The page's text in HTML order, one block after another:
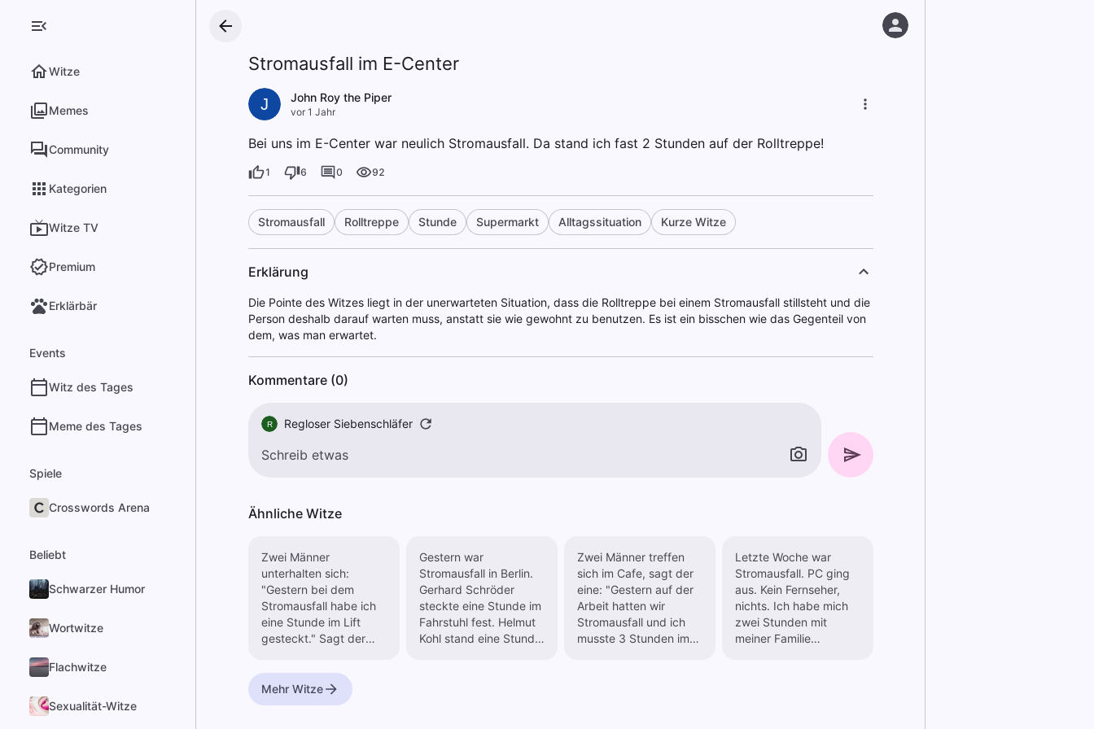
Witze
Memes
Community
Kategorien
Witze TV
Premium
Erklärbär
Events
Witz des Tages
Meme des Tages
Spiele
Crosswords Arena
Beliebt
Schwarzer Humor
Wortwitze
Flachwitze
Sexualität-Witze
Stromausfall im E-Center
J John Roy the Piper
vor 1 Jahr
Bei uns im E-Center war neulich Stromausfall. Da stand ich fast 2 Stunden auf der Rolltreppe!
1 6 0 92
Stromausfall Rolltreppe Stunde Supermarkt Alltagssituation Kurze Witze
Erklärung
Die Pointe des Witzes liegt in der unerwarteten Situation, dass die Rolltreppe bei einem Stromausfall stillsteht und die
Person deshalb darauf warten muss, anstatt sie wie gewohnt zu benutzen. Es ist ein bisschen wie das Gegenteil von
dem, was man erwartet.
Kommentare (0)
R Regloser Siebenschläfer
Ähnliche Witze
Zwei Männer
unterhalten sich:
"Gestern bei dem
Stromausfall habe ich
eine Stunde im Lift
gesteckt." Sagt der
nichts, ich habe zwei
Stunden auf der
Rolltreppe gestanden!"
Gestern war
Stromausfall in Berlin.
Gerhard Schröder
steckte eine Stunde im
Fahrstuhl fest. Helmut
Kohl stand eine Stunde
Zwei Männer treffen
sich im Cafe, sagt der
eine: "Gestern auf der
Arbeit hatten wir
Stromausfall und ich
musste 3 Stunden im
Letzte Woche war
Stromausfall. PC ging
aus. Kein Fernseher,
nichts. Ich habe mich
zwei Stunden mit
meiner Familie
Mehr Witze